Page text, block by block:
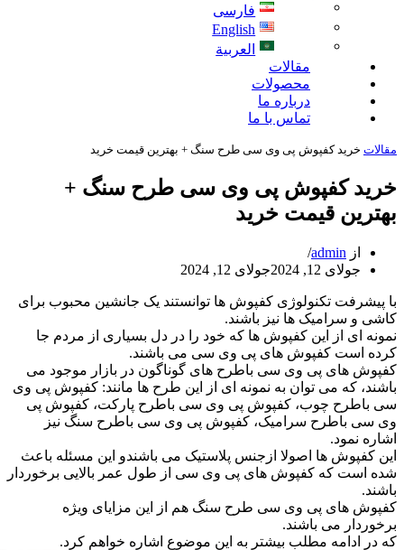
فارسی
English
العربية
مقالات
محصولات
درباره ما
تماس با ما
مقالات خرید کفپوش پی وی سی طرح سنگ + بهترین قیمت خرید
خرید کفپوش پی وی سی طرح سنگ +
بهترین قیمت خرید
از admin
جولای 12, 2024
جولای 12, 2024
با پیشرفت تکنولوژی کفپوش ها توانستند یک جانشین محبوب برای
کاشی و سرامیک ها نیز باشند.
نمونه ای از این کفپوش ها که خود را در دل بسیاری از مردم جا
کرده است کفپوش های پی وی سی می باشند.
کفپوش های پی وی سی باطرح های گوناگون در بازار موجود می
باشند، که می توان به نمونه ای از این طرح ها مانند: کفپوش پی وی
سی باطرح چوب، کفپوش پی وی سی باطرح پارکت، کفپوش پی
وی سی باطرح سرامیک، کفپوش پی وی سی باطرح سنگ نیز
اشاره نمود.
این کفپوش ها اصولا ازجنس پلاستیک می باشندو این مسئله باعث
شده است که کفپوش های پی وی سی از طول عمر بالایی برخوردار
باشند.
کفپوش های پی وی سی طرح سنگ هم از این مزایای ویژه
برخوردار می باشند.
که در ادامه مطلب بیشتر به این موضوع اشاره خواهم کرد.